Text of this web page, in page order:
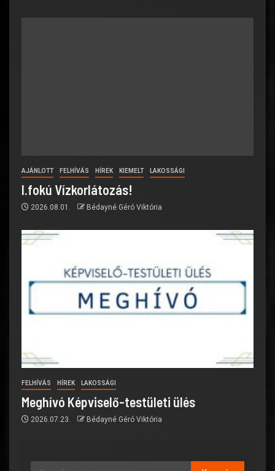
AJÁNLOTT FELHÍVÁS HÍREK KIEMELT LAKOSSÁGI
I.fokú Vízkorlátozás!
2026.08.01. Bédayné Géró Viktória
FELHÍVÁS HÍREK LAKOSSÁGI
Meghívó Képviselő-testületi ülés
2026.07.23. Bédayné Géró Viktória